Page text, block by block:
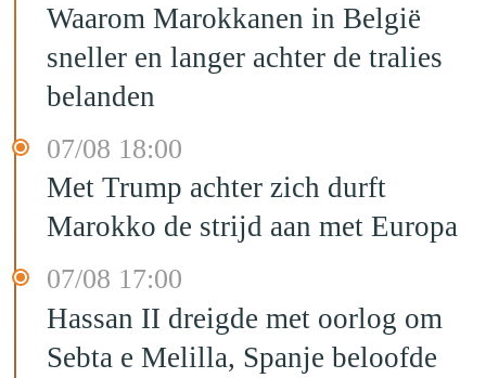
Waarom Marokkanen in België
sneller en langer achter de tralies
belanden
07/08 18:00
Met Trump achter zich durft
Marokko de strijd aan met Europa
07/08 17:00
Hassan II dreigde met oorlog om
Sebta e Melilla, Spanje beloofde